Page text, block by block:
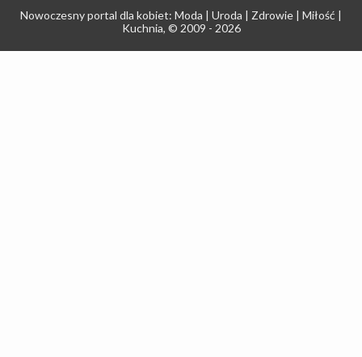
Nowoczesny portal dla kobiet: Moda | Uroda | Zdrowie | Miłość |
Kuchnia, © 2009 - 2026